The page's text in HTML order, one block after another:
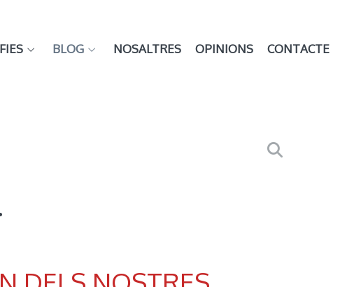
BLOG NOSALTRES OPINIONS CONTACTE